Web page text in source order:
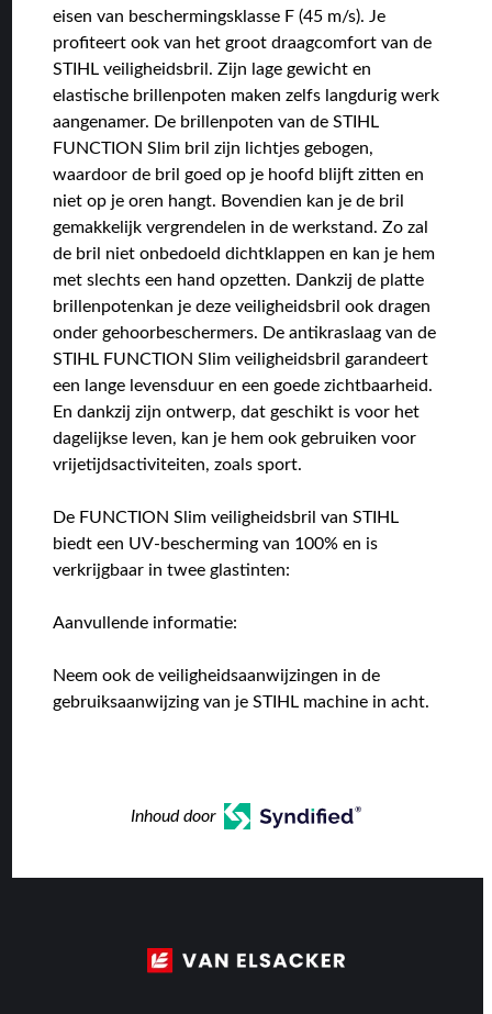
eisen van beschermingsklasse F (45 m/s). Je
profiteert ook van het groot draagcomfort van de
STIHL veiligheidsbril. Zijn lage gewicht en
elastische brillenpoten maken zelfs langdurig werk
aangenamer. De brillenpoten van de STIHL
FUNCTION Slim bril zijn lichtjes gebogen,
waardoor de bril goed op je hoofd blijft zitten en
niet op je oren hangt. Bovendien kan je de bril
gemakkelijk vergrendelen in de werkstand. Zo zal
de bril niet onbedoeld dichtklappen en kan je hem
met slechts een hand opzetten. Dankzij de platte
brillenpotenkan je deze veiligheidsbril ook dragen
onder gehoorbeschermers. De antikraslaag van de
STIHL FUNCTION Slim veiligheidsbril garandeert
een lange levensduur en een goede zichtbaarheid.
En dankzij zijn ontwerp, dat geschikt is voor het
dagelijkse leven, kan je hem ook gebruiken voor
vrijetijdsactiviteiten, zoals sport.
De FUNCTION Slim veiligheidsbril van STIHL
biedt een UV-bescherming van 100% en is
verkrijgbaar in twee glastinten:
Aanvullende informatie:
Neem ook de veiligheidsaanwijzingen in de
gebruiksaanwijzing van je STIHL machine in acht.
Inhoud door